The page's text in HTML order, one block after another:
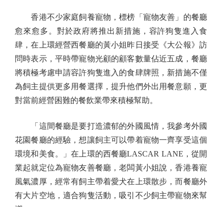
香港不少家庭飼養寵物，標榜「寵物友善」的餐廳
愈來愈多。對於政府將推出新措施，容許狗隻進入食
肆，在上環經營西餐廳的黃小姐昨日接受《大公報》訪
問時表示，平時帶寵物光顧的顧客數量佔近五成，餐廳
將積極考慮申請容許狗隻進入的食肆牌照，新措施不僅
為飼主提供更多用餐選擇，提升他們外出用餐意願，更
對當前經營困難的餐飲業帶來積極幫助。
「這間餐廳是要打造濃郁的外國風情，我參考外國
花園餐廳的經驗，想讓飼主可以帶着寵物一齊享受這個
環境和美食。」在上環的西餐廳LASCAR LANE，從開
業起就定位為寵物友善餐廳，老闆黃小姐說，香港養寵
風氣濃厚，經常有飼主帶着愛犬在上環散步，而餐廳外
有大片空地，適合狗隻活動，吸引不少飼主帶寵物來幫